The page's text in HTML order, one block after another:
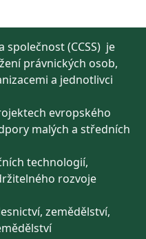
společnost (CCSS) je
právnických osob,
a jednotlivci
evropského
malých a středních
technologií,
rozvoje
zemědělství,